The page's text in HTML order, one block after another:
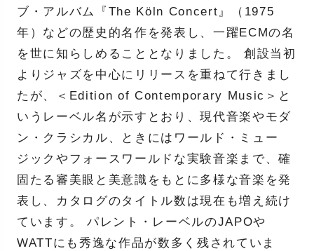
ブ・アルバム『The Köln Concert』（1975
年）などの歴史的名作を発表し、一躍ECMの名
を世に知らしめることとなりました。 創設当初
よりジャズを中心にリリースを重ねて行きまし
たが、＜Edition of Contemporary Music＞と
いうレーベル名が示すとおり、現代音楽やモダ
ン・クラシカル、ときにはワールド・ミュー
ジックやフォースワールドな実験音楽まで、確
固たる審美眼と美意識をもとに多様な音楽を発
表し、カタログのタイトル数は現在も増え続け
ています。 パレント・レーベルのJAPOや
WATTにも秀逸な作品が数多く残されていま